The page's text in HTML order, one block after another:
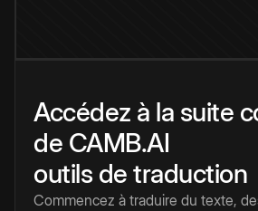
Accédez à la suite
de CAMB.AI
outils de traduction
Commencez à traduire du texte,